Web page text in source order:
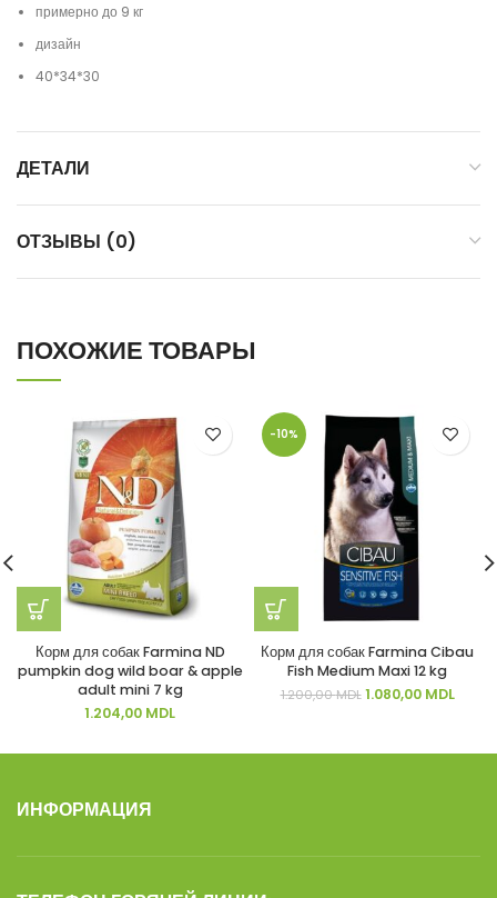
примерно до 9 кг
дизайн
40*34*30
ДЕТАЛИ
ОТЗЫВЫ (0)
ПОХОЖИЕ ТОВАРЫ
Корм для собак Farmina ND
pumpkin dog wild boar & apple
adult mini 7 kg
1.204,00 MDL
-10%
Корм для собак Farmina Cibau
Fish Medium Maxi 12 kg
1.200,00MDL Первоначальная
1.080,00 MDL
ИНФОРМАЦИЯ